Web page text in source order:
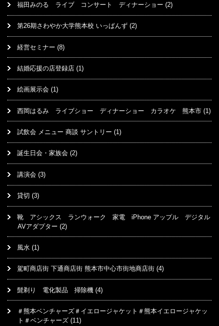
福田みのる ライブ コンサート ディナーショー (2)
第26期さわやか大学熊本校 いっぱんず (2)
経営セミナー (8)
結婚応援の店登録店 (1)
絵画展示会 (1)
西岡はるみ ライブショー ディナーショー カラオケ 熊本市 (1)
試飲会 メニュー 商談 サントリー (1)
誕生日会・家族会 (2)
講演会 (3)
貸切 (3)
靴 アシックス ランウォーク 家電 iPhone アップル デジタル
AVアダプター (2)
風水 (1)
駕町商店街 下通商店街 熊本市中心市街地商店街 (4)
髭剃り 電化製品 掃除機 (4)
＃熊本ベンチャーズ＃イエロージャケット＃熊本イエロージャケッ
ト＃ベンチャーズ (11)